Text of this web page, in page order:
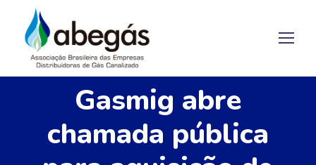
Gasmig abre
chamada pública